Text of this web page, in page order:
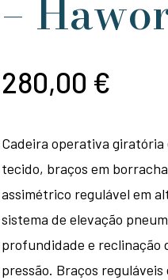
–
280,00 €
Cadeira operativa giratória
tecido, braços em
assimétrico regulável em
sistema de elevação
profundidade e reclinação
pressão. Braços